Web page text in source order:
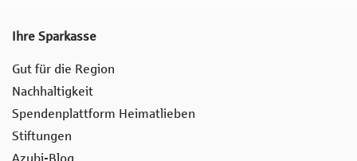
Ihre Sparkasse
Gut für die Region
Nachhaltigkeit
Spendenplattform Heimatlieben
Stiftungen